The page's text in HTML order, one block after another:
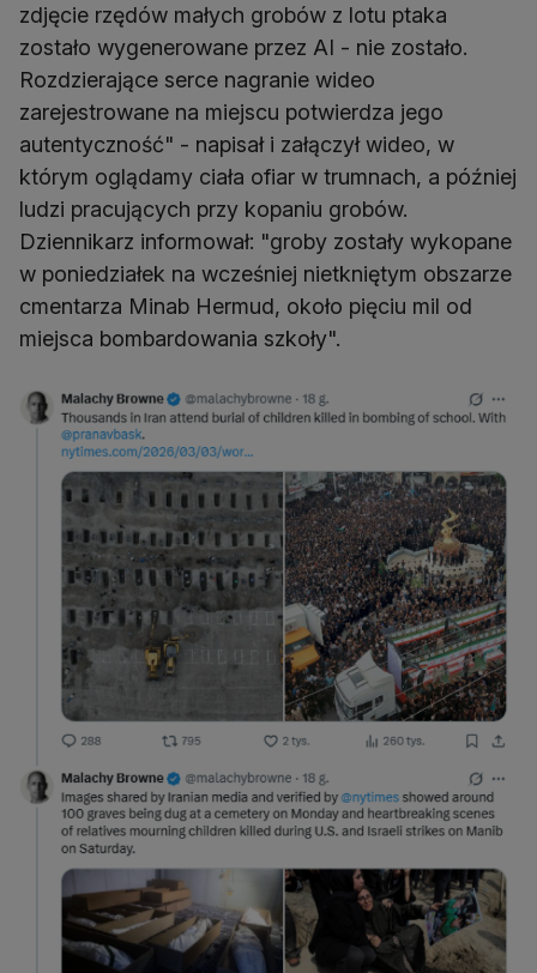
zdjęcie rzędów małych grobów z lotu ptaka
zostało wygenerowane przez AI - nie zostało.
Rozdzierające serce nagranie wideo
zarejestrowane na miejscu potwierdza jego
autentyczność" - napisał i załączył wideo, w
którym oglądamy ciała ofiar w trumnach, a później
ludzi pracujących przy kopaniu grobów.
Dziennikarz informował: "groby zostały wykopane
w poniedziałek na wcześniej nietkniętym obszarze
cmentarza Minab Hermud, około pięciu mil od
miejsca bombardowania szkoły".